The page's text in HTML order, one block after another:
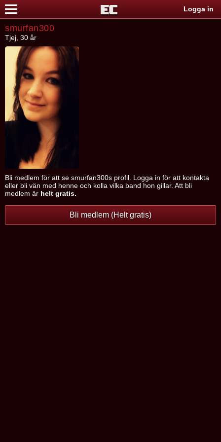
Logga in
smurfan300
Tjej, 30 år
Bli medlem för att se smurfan300s profil. Logga in för att kontakta
eller bli vän med henne och kolla vilka band hon gillar. Att bli
medlem är helt gratis.
Bli medlem (Helt gratis)